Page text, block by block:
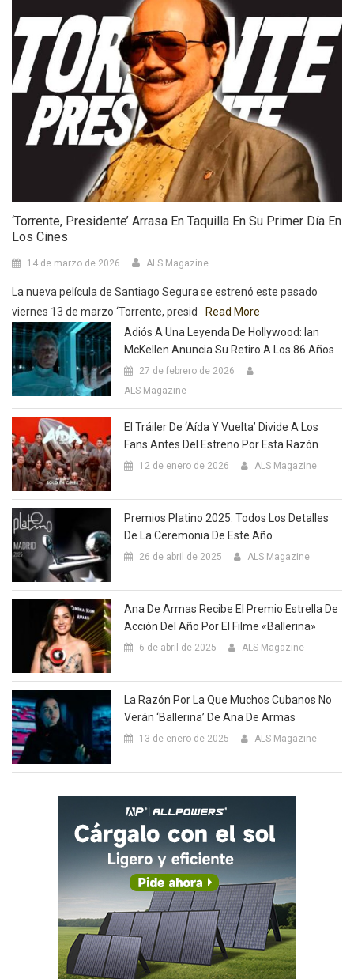
‘Torrente, Presidente’ Arrasa En Taquilla En Su Primer Día En
Los Cines
14 de marzo de 2026 ALS Magazine
La nueva película de Santiago Segura se estrenó este pasado
viernes 13 de marzo ‘Torrente, presid
Read More
Adiós A Una Leyenda De Hollywood: Ian
McKellen Anuncia Su Retiro A Los 86 Años
27 de febrero de 2026
ALS Magazine
El Tráiler De ‘Aída Y Vuelta’ Divide A Los
Fans Antes Del Estreno Por Esta Razón
12 de enero de 2026 ALS Magazine
Premios Platino 2025: Todos Los Detalles
De La Ceremonia De Este Año
26 de abril de 2025 ALS Magazine
Ana De Armas Recibe El Premio Estrella De
Acción Del Año Por El Filme «Ballerina»
6 de abril de 2025 ALS Magazine
La Razón Por La Que Muchos Cubanos No
Verán ‘Ballerina’ De Ana De Armas
13 de enero de 2025 ALS Magazine